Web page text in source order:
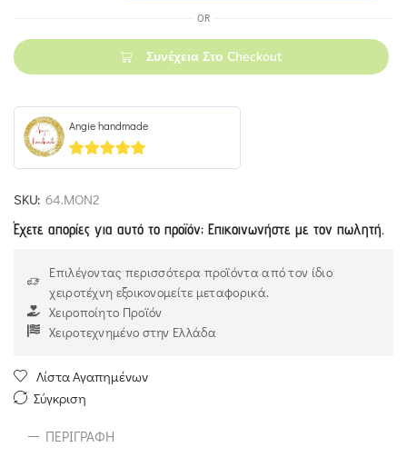
OR
Συνέχεια Στο Checkout
Angie handmade
5out of 5
SKU: 64.MON2
Έχετε απορίες για αυτό το προϊόν; Επικοινωνήστε με τον πωλητή.
Επιλέγοντας περισσότερα προϊόντα από τον ίδιο
χειροτέχνη εξοικονομείτε μεταφορικά.
Χειροποίητο Προϊόν
Χειροτεχνημένο στην Ελλάδα
Λίστα Αγαπημένων
Σύγκριση
ΠΕΡΙΓΡΑΦΉ